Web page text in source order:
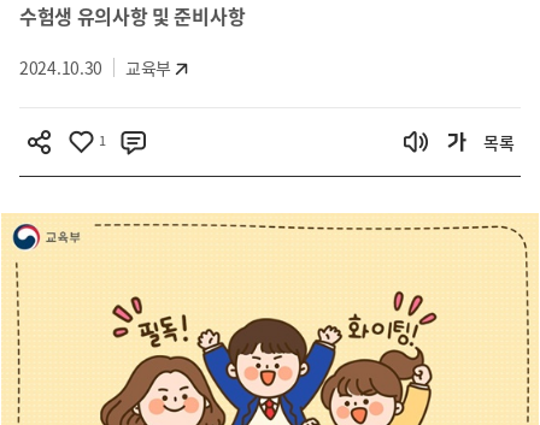
수험생 유의사항 및 준비사항
2024.10.30 교육부
1 목록